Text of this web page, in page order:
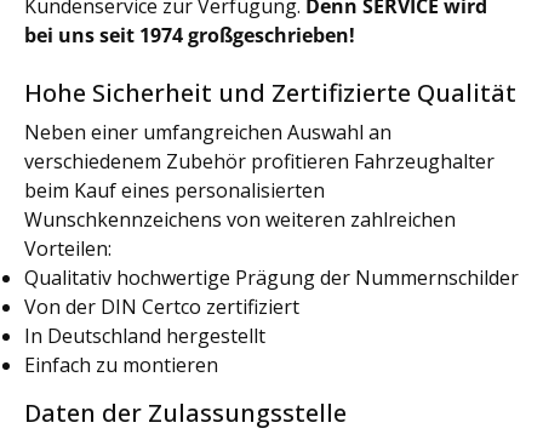
Kundenservice zur Verfügung. Denn SERVICE wird
bei uns seit 1974 großgeschrieben!
Hohe Sicherheit und Zertifizierte Qualität
Neben einer umfangreichen Auswahl an
verschiedenem Zubehör profitieren Fahrzeughalter
beim Kauf eines personalisierten
Wunschkennzeichens von weiteren zahlreichen
Vorteilen:
Qualitativ hochwertige Prägung der Nummernschilder
Von der DIN Certco zertifiziert
In Deutschland hergestellt
Einfach zu montieren
Daten der Zulassungsstelle